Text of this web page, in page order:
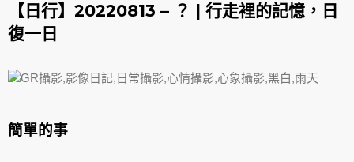
【日行】20220813 – ？ | 行走裡的記憶，日
復一日
簡單的事